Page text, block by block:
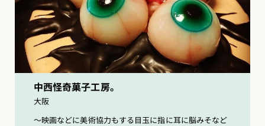
中西怪奇菓子工房。
大阪
〜映画などに美術協力もする目玉に指に耳に脳みそなど